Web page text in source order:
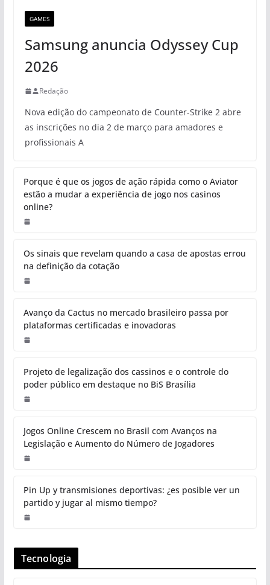
GAMES
Samsung anuncia Odyssey Cup
2026
Redação
Nova edição do campeonato de Counter-Strike 2 abre
as inscrições no dia 2 de março para amadores e
profissionais A
Porque é que os jogos de ação rápida como o Aviator
estão a mudar a experiência de jogo nos casinos
online?
Os sinais que revelam quando a casa de apostas errou
na definição da cotação
Avanço da Cactus no mercado brasileiro passa por
plataformas certificadas e inovadoras
Projeto de legalização dos cassinos e o controle do
poder público em destaque no BiS Brasília
Jogos Online Crescem no Brasil com Avanços na
Legislação e Aumento do Número de Jogadores
Pin Up y transmisiones deportivas: ¿es posible ver un
partido y jugar al mismo tiempo?
Tecnologia